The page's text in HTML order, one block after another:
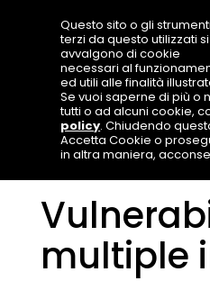
multiple
Questo sito o gli strumenti
terzi da questo utilizzati si
avvalgono di cookie
necessari al
ed utili alle finalità
Se vuoi saperne di più o
tutti o ad alcuni cookie,
policy. Chiudendo
Accetta Cookie o
in altra maniera,